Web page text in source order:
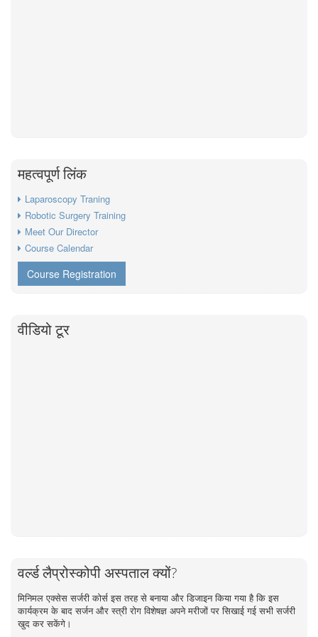
महत्वपूर्ण लिंक
Laparoscopy Traning
Robotic Surgery Training
Meet Our Director
Course Calendar
Course Registration
वीडियो टूर
वर्ल्ड लैप्रोस्कोपी अस्पताल क्यों?
मिनिमल एक्सेस सर्जरी कोर्स इस तरह से बनाया और डिजाइन किया गया है कि इस
कार्यक्रम के बाद सर्जन और स्त्री रोग विशेषज्ञ अपने मरीजों पर सिखाई गई सभी सर्जरी
खुद कर सकेंगे।